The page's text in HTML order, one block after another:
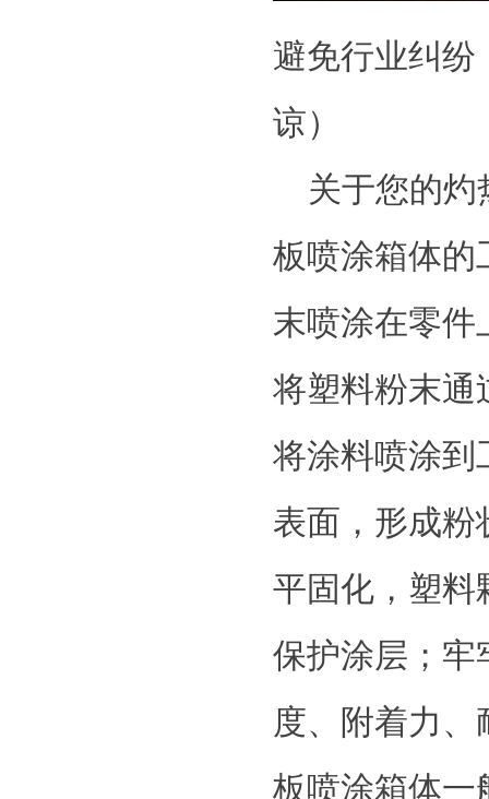
避免行业纠纷
谅）
关于您的
板喷涂箱体的
末喷涂在零件
将塑料粉末通
将涂料喷涂到
表面，形成粉
平固化，塑料
保护涂层；牢
度、附着力
板喷涂箱体一